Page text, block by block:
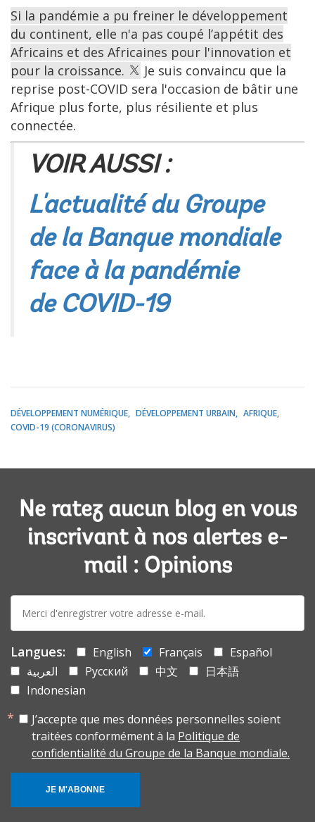
Si la pandémie a pu freiner le développement
du continent, elle n'a pas coupé l’appétit des
Africains et des Africaines pour l'innovation et
pour la croissance.
Je suis convaincu que la
reprise post-COVID sera l'occasion de bâtir une
Afrique plus forte, plus résiliente et plus
connectée.
VOIR AUSSI :
L'actualité du Groupe
de la Banque mondiale
face à la pandémie
de COVID-19
DÉVELOPPEMENT NUMÉRIQUE DÉVELOPPEMENT URBAIN
AFRIQUE
COVID-19 (CORONAVIRUS)
Ne ratez aucun blog en vous
inscrivant à nos alertes e-
mail : Opinions
mail:
Langues: English Français
Español
العربية
Русский 中文
日本語
Indonesian
J’accepte que mes données personnelles soient
traitées conformément à la Politique de
confidentialité du Groupe de la Banque mondiale.
JE M'ABONNE